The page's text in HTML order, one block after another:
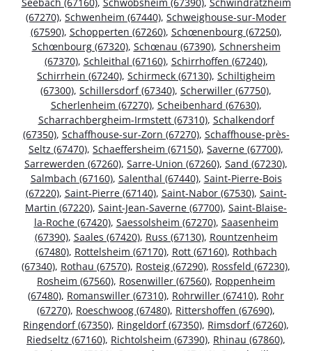
(67270), Schwenheim (67440), Schweighouse-sur-Moder
(67590), Schopperten (67260), Schœnenbourg (67250),
Schœnbourg (67320), Schœnau (67390), Schnersheim
(67370), Schleithal (67160), Schirrhoffen (67240),
Schirrhein (67240), Schirmeck (67130), Schiltigheim
(67300), Schillersdorf (67340), Scherwiller (67750),
Scherlenheim (67270), Scheibenhard (67630),
Scharrachbergheim-Irmstett (67310), Schalkendorf
(67350), Schaffhouse-sur-Zorn (67270), Schaffhouse-près-
Seltz (67470), Schaeffersheim (67150), Saverne (67700),
Sarrewerden (67260), Sarre-Union (67260), Sand (67230),
Salmbach (67160), Salenthal (67440), Saint-Pierre-Bois
(67220), Saint-Pierre (67140), Saint-Nabor (67530), Saint-
Martin (67220), Saint-Jean-Saverne (67700), Saint-Blaise-
la-Roche (67420), Saessolsheim (67270), Saasenheim
(67390), Saales (67420), Russ (67130), Rountzenheim
(67480), Rottelsheim (67170), Rott (67160), Rothbach
(67340), Rothau (67570), Rosteig (67290), Rossfeld (67230),
Rosheim (67560), Rosenwiller (67560), Roppenheim
(67480), Romanswiller (67310), Rohrwiller (67410), Rohr
(67270), Roeschwoog (67480), Rittershoffen (67690),
Ringendorf (67350), Ringeldorf (67350), Rimsdorf (67260),
Riedseltz (67160), Richtolsheim (67390), Rhinau (67860),